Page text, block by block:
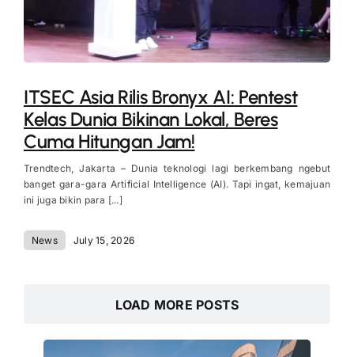
ITSEC Asia Rilis Bronyx AI: Pentest
Kelas Dunia Bikinan Lokal, Beres
Cuma Hitungan Jam!
Trendtech, Jakarta – Dunia teknologi lagi berkembang ngebut
banget gara-gara Artificial Intelligence (AI). Tapi ingat, kemajuan
ini juga bikin para [...]
News July 15, 2026
LOAD MORE POSTS